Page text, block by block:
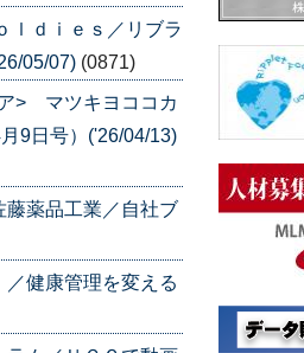
ｄｉｅｓ／リブラ
05/07) (0871)
> マツキヨココカ
9日号）('26/04/13)
薬品工業／自社ブ
健康管理を変える